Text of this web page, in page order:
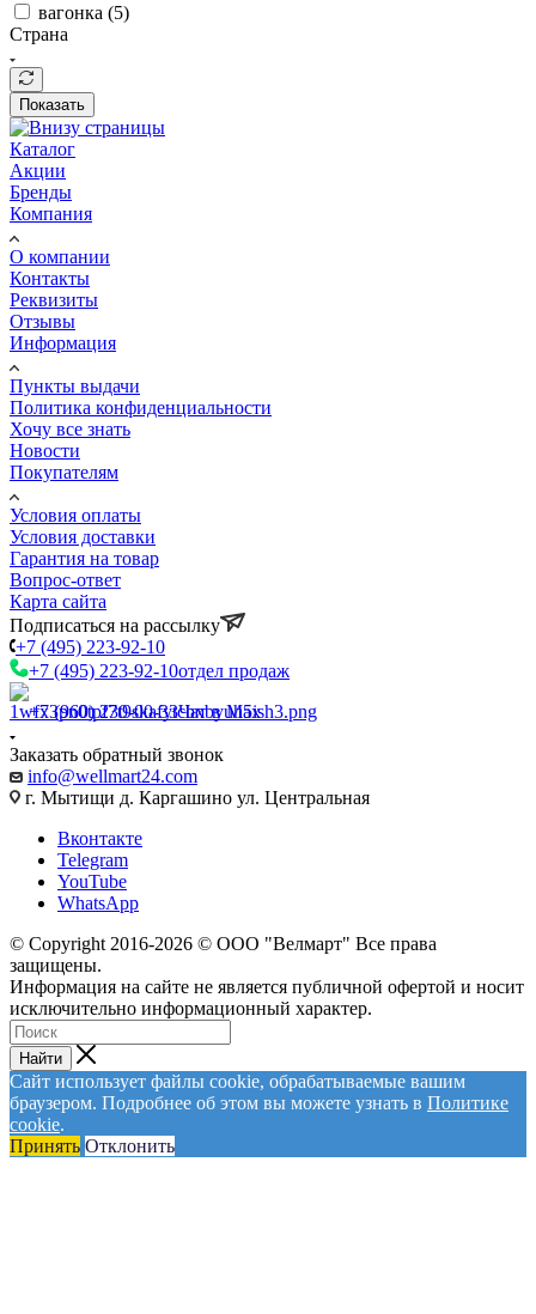
вагонка (5)
Страна
Показать
Каталог
Акции
Бренды
Компания
О компании
Контакты
Реквизиты
Отзывы
Информация
Пункты выдачи
Политика конфиденциальности
Хочу все знать
Новости
Покупателям
Условия оплаты
Условия доставки
Гарантия на товар
Вопрос-ответ
Карта сайта
Подписаться на рассылку
+7 (495) 223-92-10
+7 (495) 223-92-10отдел продаж
+7 (960) 230-00-33Чат в Max
Заказать обратный звонок
info@wellmart24.com
г. Мытищи д. Каргашино ул. Центральная
Вконтакте
Telegram
YouTube
WhatsApp
© Сopyright 2016-2026 © ООО "Велмарт" Все права
защищены.
Информация на сайте не является публичной офертой и носит
исключительно информационный характер.
Найти
Сайт использует файлы cookie, обрабатываемые вашим
браузером. Подробнее об этом вы можете узнать в Политике
cookie.
Принять Отклонить